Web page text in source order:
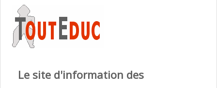
Le site d'information des